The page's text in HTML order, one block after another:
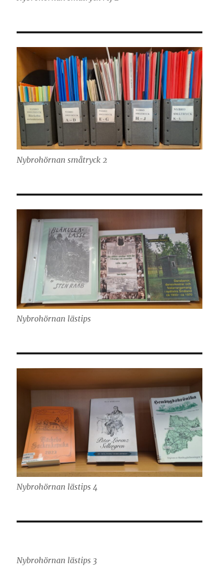
Nybrohörnan småtryck 2
Nybrohörnan lästips
Nybrohörnan lästips 4
Nybrohörnan lästips 3